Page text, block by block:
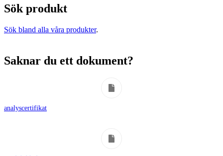
Sök produkt
Sök bland alla våra produkter.
Saknar du ett dokument?
analyscertifikat